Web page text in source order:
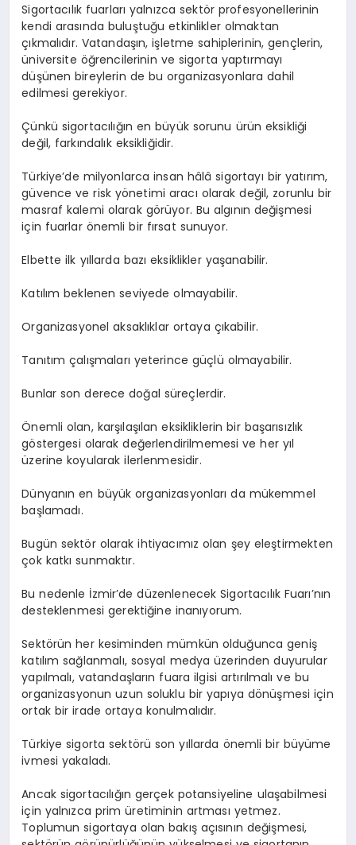
Sigortacılık fuarları yalnızca sektör profesyonellerinin
kendi arasında buluştuğu etkinlikler olmaktan
çıkmalıdır. Vatandaşın, işletme sahiplerinin, gençlerin,
üniversite öğrencilerinin ve sigorta yaptırmayı
düşünen bireylerin de bu organizasyonlara dahil
edilmesi gerekiyor.
Çünkü sigortacılığın en büyük sorunu ürün eksikliği
değil, farkındalık eksikliğidir.
Türkiye’de milyonlarca insan hâlâ sigortayı bir yatırım,
güvence ve risk yönetimi aracı olarak değil, zorunlu bir
masraf kalemi olarak görüyor. Bu algının değişmesi
için fuarlar önemli bir fırsat sunuyor.
Elbette ilk yıllarda bazı eksiklikler yaşanabilir.
Katılım beklenen seviyede olmayabilir.
Organizasyonel aksaklıklar ortaya çıkabilir.
Tanıtım çalışmaları yeterince güçlü olmayabilir.
Bunlar son derece doğal süreçlerdir.
Önemli olan, karşılaşılan eksikliklerin bir başarısızlık
göstergesi olarak değerlendirilmemesi ve her yıl
üzerine koyularak ilerlenmesidir.
Dünyanın en büyük organizasyonları da mükemmel
başlamadı.
Bugün sektör olarak ihtiyacımız olan şey eleştirmekten
çok katkı sunmaktır.
Bu nedenle İzmir’de düzenlenecek Sigortacılık Fuarı’nın
desteklenmesi gerektiğine inanıyorum.
Sektörün her kesiminden mümkün olduğunca geniş
katılım sağlanmalı, sosyal medya üzerinden duyurular
yapılmalı, vatandaşların fuara ilgisi artırılmalı ve bu
organizasyonun uzun soluklu bir yapıya dönüşmesi için
ortak bir irade ortaya konulmalıdır.
Türkiye sigorta sektörü son yıllarda önemli bir büyüme
ivmesi yakaladı.
Ancak sigortacılığın gerçek potansiyeline ulaşabilmesi
için yalnızca prim üretiminin artması yetmez.
Toplumun sigortaya olan bakış açısının değişmesi,